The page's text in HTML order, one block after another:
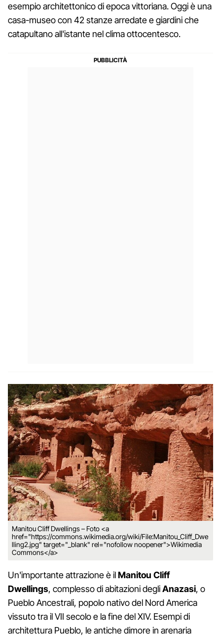
esempio architettonico di epoca vittoriana. Oggi è una
casa-museo con 42 stanze arredate e giardini che
catapultano all'istante nel clima ottocentesco.
Manitou Cliff Dwellings – Foto <a
href="https://commons.wikimedia.org/wiki/File:Manitou_Cliff_Dwe
lling2.jpg" target="_blank" rel="nofollow noopener">Wikimedia
Commons</a>
Un'importante attrazione è ilManitou Cliff
Dwellings, complesso di abitazioni degliAnazasi, o
Pueblo Ancestrali, popolo nativo del Nord America
vissuto tra il VII secolo e la fine del XIV. Esempi di
architettura Pueblo, le antiche dimore in arenaria